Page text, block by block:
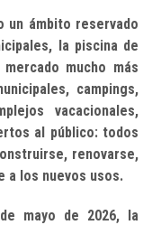
un ámbito reservado
la piscina de
mucho más
campings,
vacacionales,
al público: todos
renovarse,
a los nuevos usos.
mayo de 2026, la